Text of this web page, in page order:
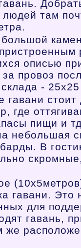
там
описью
провоз
-
гавани
где
пищи и
небольшая
В
гавани. Это
для
гавань,
же